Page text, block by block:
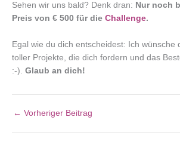
Sehen wir uns bald? Denk dran: Nur noch
Preis von € 500 für die Challenge.
Egal wie du dich entscheidest: Ich wünsche
toller Projekte, die dich fordern und das
:-). Glaub an dich!
← Vorheriger Beitrag